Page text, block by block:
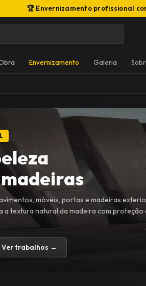
🏆 Envernizamento profissional
Envernizamento Galeria
móveis, portas e madeiras
a textura natural da madeira com proteção
Ver trabalhos →